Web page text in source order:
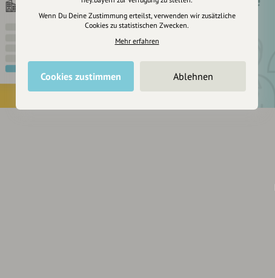
zu merken
Wenn Du Deine Zustimmung erteilst, verwenden wir zusätzliche
Cookies zu statistischen Zwecken.
Mehr erfahren
Cookies zustimmen Ablehnen